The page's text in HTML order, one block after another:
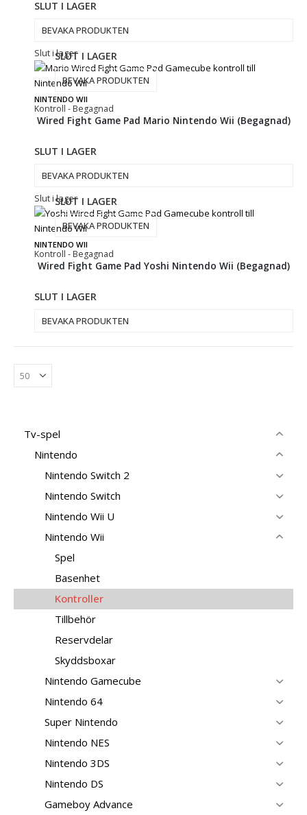
SLUT I LAGER
BEVAKA PRODUKTEN
Slut i lager
NINTENDO WII
Kontroll - Begagnad
SLUT I LAGER
BEVAKA PRODUKTEN
Wired Fight Game Pad Mario Nintendo Wii (Begagnad)
SLUT I LAGER
BEVAKA PRODUKTEN
Slut i lager
NINTENDO WII
Kontroll - Begagnad
SLUT I LAGER
BEVAKA PRODUKTEN
Wired Fight Game Pad Yoshi Nintendo Wii (Begagnad)
SLUT I LAGER
BEVAKA PRODUKTEN
Tv-spel
Nintendo
Nintendo Switch 2
Nintendo Switch
Nintendo Wii U
Nintendo Wii
Spel
Basenhet
Kontroller
Tillbehör
Reservdelar
Skyddsboxar
Nintendo Gamecube
Nintendo 64
Super Nintendo
Nintendo NES
Nintendo 3DS
Nintendo DS
Gameboy Advance